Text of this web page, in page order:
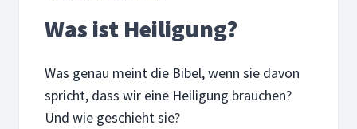
Was ist Heiligung?
Was genau meint die Bibel, wenn sie davon
spricht, dass wir eine Heiligung brauchen?
Und wie geschieht sie?